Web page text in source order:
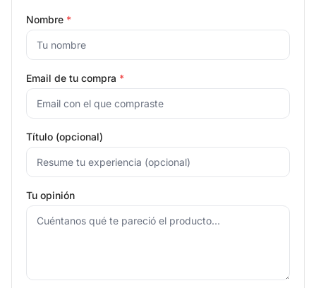
Nombre *
Email de tu compra *
Título (opcional)
Tu opinión